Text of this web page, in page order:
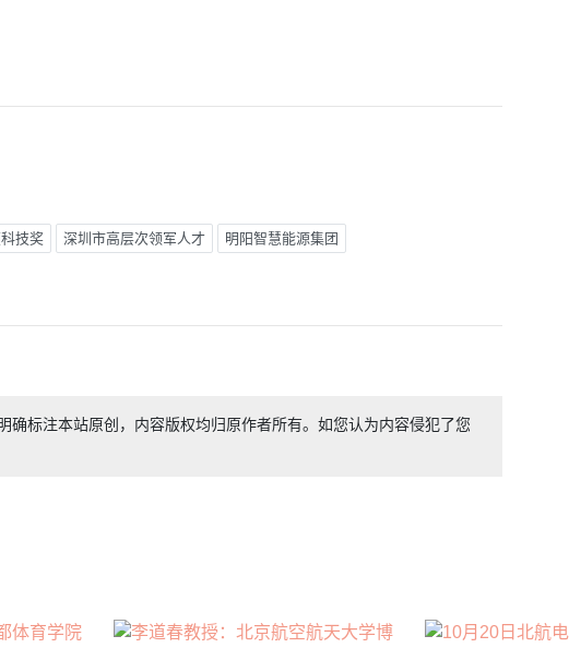
技奖 深圳市高层次领军人才 明阳智慧能源集团
确标注本站原创，内容版权均归原作者所有。如您认为内容侵犯了您